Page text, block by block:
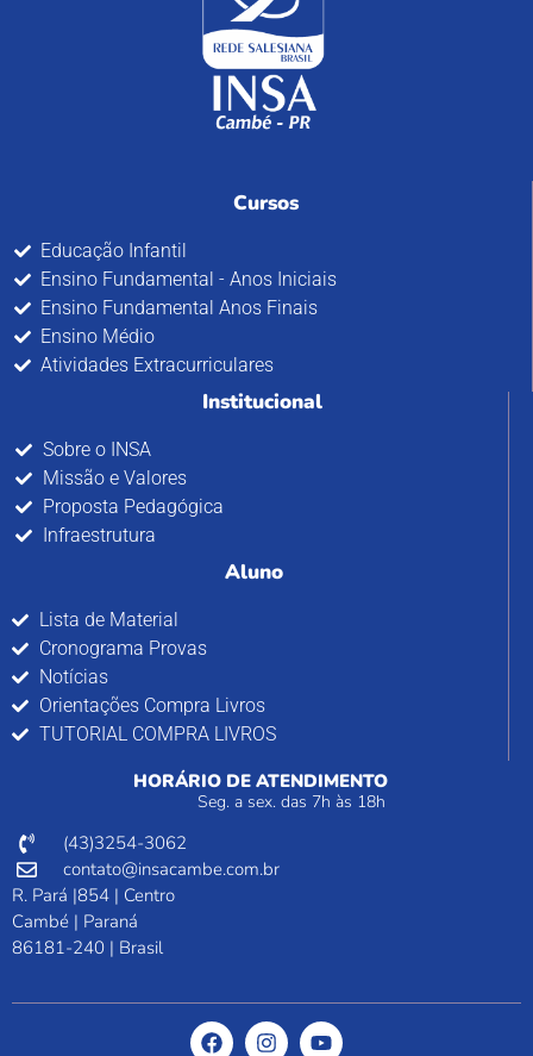
Cursos
Educação Infantil
Ensino Fundamental - Anos Iniciais
Ensino Fundamental Anos Finais
Ensino Médio
Atividades Extracurriculares
Institucional
Sobre o INSA
Missão e Valores
Proposta Pedagógica
Infraestrutura
Aluno
Lista de Material
Cronograma Provas
Notícias
Orientações Compra Livros
TUTORIAL COMPRA LIVROS
HORÁRIO DE ATENDIMENTO
Seg. a sex. das 7h às 18h
(43)3254-3062
contato@insacambe.com.br
R. Pará |854 | Centro
Cambé | Paraná
86181-240 | Brasil